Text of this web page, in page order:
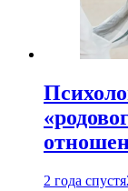
2 года спустя